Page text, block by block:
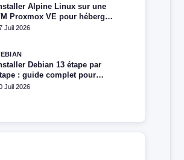
Alpine Linux sur une
Proxmox VE pour héberger
et Docker Compose
Juil 2026
Debian 13 étape par
: guide complet pour
et administrateurs
Juil 2026